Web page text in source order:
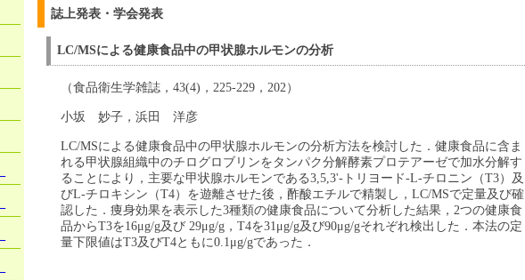
誌上発表・学会発表
LC/MSによる健康食品中の甲状腺ホルモンの分析
（食品衛生学雑誌，43(4)，225-229，202）
小坂 妙子，浜田 洋彦
LC/MSによる健康食品中の甲状腺ホルモンの分析方法を検討した．健康食品に含ま
れる甲状腺組織中のチログロブリンをタンパク分解酵素プロテアーゼで加水分解す
ることにより，主要な甲状腺ホルモンである3,5,3'-トリヨード-L-チロニン（T3）及
びL-チロキシン（T4）を遊離させた後，酢酸エチルで精製し，LC/MSで定量及び確
認した．痩身効果を表示した3種類の健康食品について分析した結果，2つの健康食
品からT3を16μg/g及び 29μg/g，T4を31μg/g及び90μg/gそれぞれ検出した．本法の定
量下限値はT3及びT4ともに0.1μg/gであった．